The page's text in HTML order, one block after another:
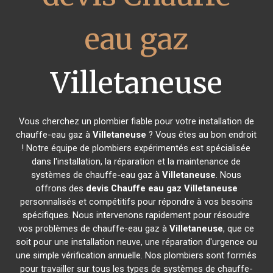
eau gaz
Villetaneuse
Vous cherchez un plombier fiable pour votre installation de
chauffe-eau gaz àVilletaneuse ? Vous êtes au bon endroit
! Notre équipe de plombiers expérimentés est spécialisée
dans l'installation, la réparation et la maintenance de
systèmes de chauffe-eau gaz àVilletaneuse. Nous
offrons des devis Chauffe eau gaz Villetaneuse
personnalisés et compétitifs pour répondre à vos besoins
spécifiques. Nous intervenons rapidement pour résoudre
vos problèmes de chauffe-eau gaz àVilletaneuse, que ce
soit pour une installation neuve, une réparation d'urgence ou
une simple vérification annuelle. Nos plombiers sont formés
pour travailler sur tous les types de systèmes de chauffe-